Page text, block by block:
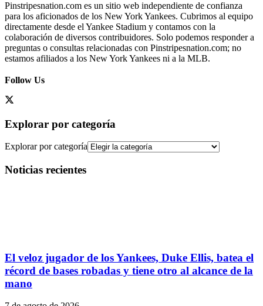
Pinstripesnation.com es un sitio web independiente de confianza
para los aficionados de los New York Yankees. Cubrimos al equipo
directamente desde el Yankee Stadium y contamos con la
colaboración de diversos contribuidores. Solo podemos responder a
preguntas o consultas relacionadas con Pinstripesnation.com; no
estamos afiliados a los New York Yankees ni a la MLB.
Follow Us
Explorar por categoría
Explorar por categoría
Noticias recientes
El veloz jugador de los Yankees, Duke Ellis, batea el
récord de bases robadas y tiene otro al alcance de la
mano